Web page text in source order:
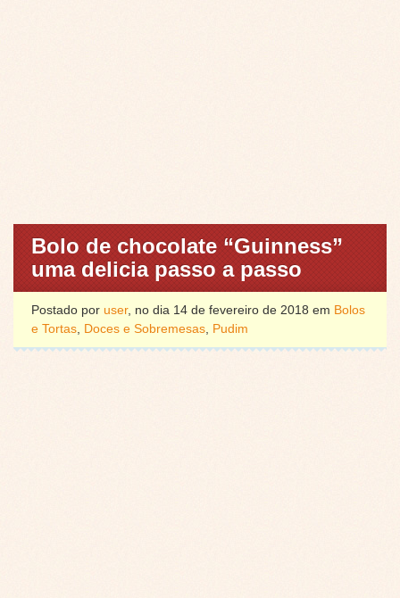
Bolo de chocolate “Guinness”
uma delicia passo a passo
Postado por user, no dia 14 de fevereiro de 2018 em Bolos
e Tortas, Doces e Sobremesas, Pudim